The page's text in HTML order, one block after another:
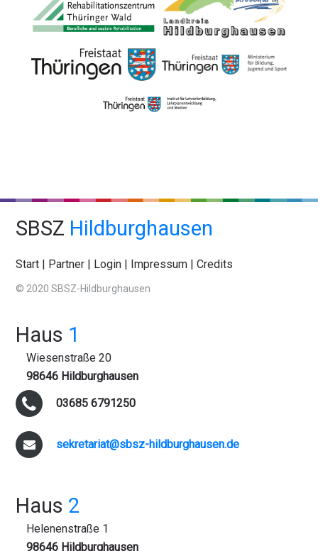
SBSZ Hildburghausen
Start | Partner | Login | Impressum |Credits
© 2020 SBSZ-Hildburghausen
Haus 1
Wiesenstraße 20
98646 Hildburghausen
03685 6791250
sekretariat@sbsz-hildburghausen.de
Haus 2
Helenenstraße 1
98646 Hildburghausen